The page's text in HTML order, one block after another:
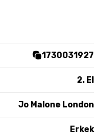
1730031927
2. El
Jo Malone London
Erkek